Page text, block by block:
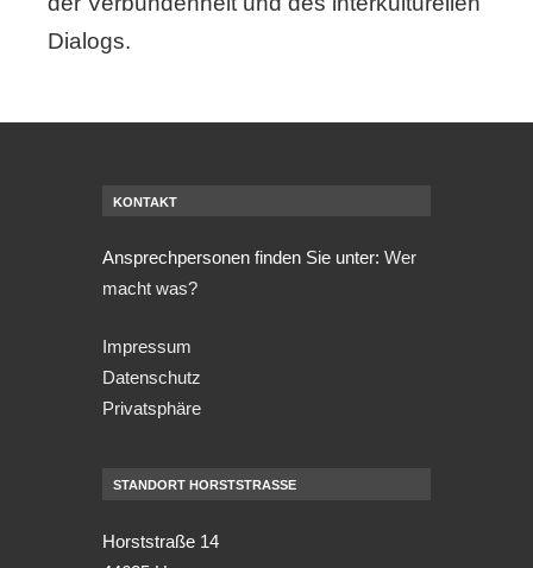
Dialogs.
KONTAKT
Ansprechpersonen finden Sie unter: Wer
macht was?
Impressum
Datenschutz
Privatsphäre
STANDORT HORSTSTRASSE
Horststraße 14